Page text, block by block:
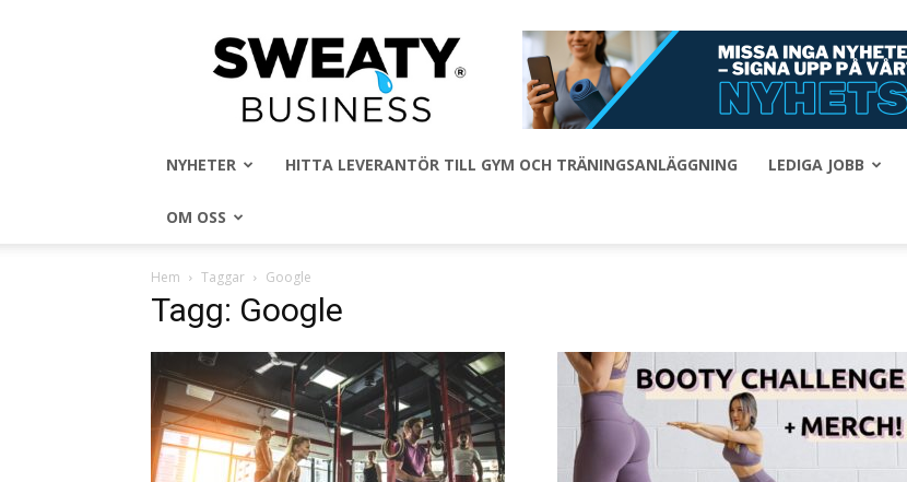
Sweaty
Business
NYHETER HITTA LEVERANTÖR TILL GYM OCH TRÄNINGSANLÄGGNING LEDIGA JOBB
OM OSS
Hem Taggar Google
Tagg: Google